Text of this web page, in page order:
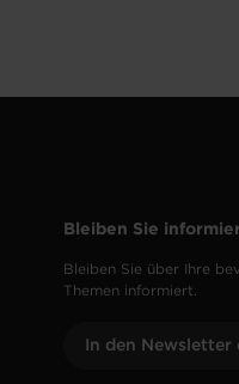
Bleiben Sie
Bleiben Sie über Ihre
Themen informiert.
In den Newsletter